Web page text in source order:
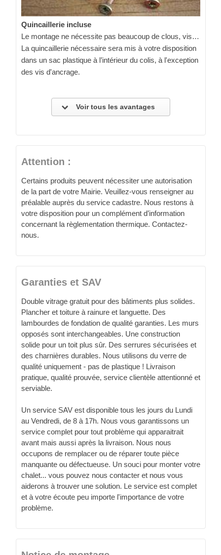
Quincaillerie incluse
Le montage ne nécessite pas beaucoup de clous, vis…
La quincaillerie nécessaire sera mis à votre disposition
dans un sac plastique à l’intérieur du colis, à l'exception
des vis d'ancrage.
Voir tous les avantages
Attention :
Certains produits peuvent nécessiter une autorisation
de la part de votre Mairie. Veuillez-vous renseigner au
préalable auprès du service cadastre. Nous restons à
votre disposition pour un complément d’information
concernant la règlementation thermique. Contactez-
nous.
Garanties et SAV
Double vitrage gratuit pour des bâtiments plus solides.
Plancher et toiture à rainure et languette. Des
lambourdes de fondation de qualité garanties. Les murs
opposés sont interchangeables. Une construction
solide pour un toit plus sûr. Des serrures sécurisées et
des charnières durables. Nous utilisons du verre de
qualité uniquement - pas de plastique ! Livraison
pratique, qualité prouvée, service clientèle attentionné et
serviable.
Un service SAV est disponible tous les jours du Lundi
au Vendredi, de 8 à 17h. Nous vous garantissons un
service complet pour tout problème qui apparaitrait
avant mais aussi après la livraison. Nous nous
occupons de remplacer ou de réparer toute pièce
manquante ou défectueuse. Un souci pour monter votre
chalet... vous pouvez nous contacter et nous vous
aiderons à trouver une solution. Le service est complet
et à votre écoute peu importe l'importance de votre
problème.